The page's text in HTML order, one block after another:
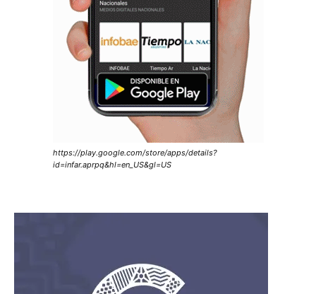
https://play.google.com/store/apps/details?
id=infar.aprpq&hl=en_US&gl=US